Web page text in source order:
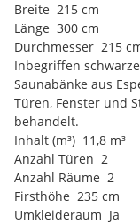
Breite 215 cm
Länge 300 cm
Durchmesser 215
Inbegriffen
Saunabänke aus
Türen, Fenster und
behandelt.
Inhalt (m³) 11,8 m³
Anzahl Türen 2
Anzahl Räume 2
Firsthöhe 235 cm
Umkleideraum Ja